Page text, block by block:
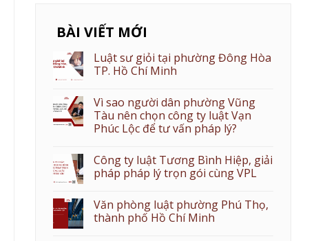
BÀI VIẾT MỚI
Luật sư giỏi tại phường Đông Hòa
TP. Hồ Chí Minh
Vì sao người dân phường Vũng
Tàu nên chọn công ty luật Vạn
Phúc Lộc để tư vấn pháp lý?
Công ty luật Tương Bình Hiệp, giải
pháp pháp lý trọn gói cùng VPL
Văn phòng luật phường Phú Thọ,
thành phố Hồ Chí Minh